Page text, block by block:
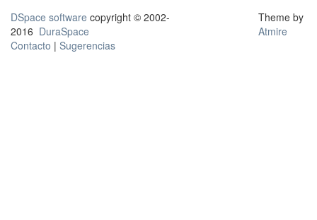
DSpace software copyright © 2002-
2016 DuraSpace
Contacto | Sugerencias
Theme by
Atmire